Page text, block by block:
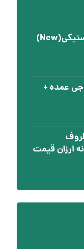
قیمت یخدان پلاستیکی(New)
عمده +
ارزان قیمت